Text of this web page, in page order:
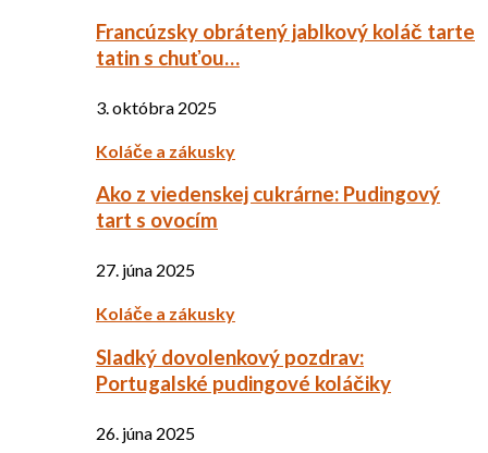
Francúzsky obrátený jablkový koláč tarte
tatin s chuťou…
3. októbra 2025
Koláče a zákusky
Ako z viedenskej cukrárne: Pudingový
tart s ovocím
27. júna 2025
Koláče a zákusky
Sladký dovolenkový pozdrav:
Portugalské pudingové koláčiky
26. júna 2025